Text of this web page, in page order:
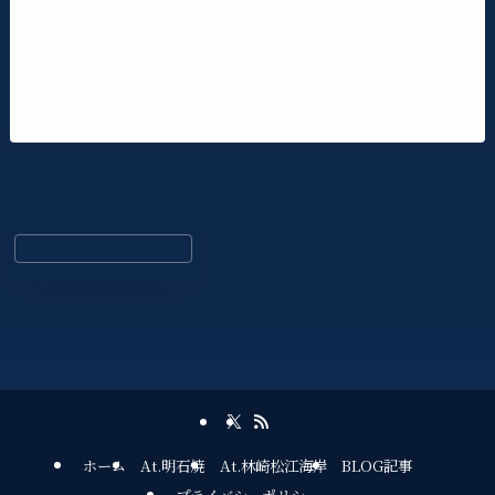
ホーム At.明石焼 At.林崎松江海岸
BLOG記事